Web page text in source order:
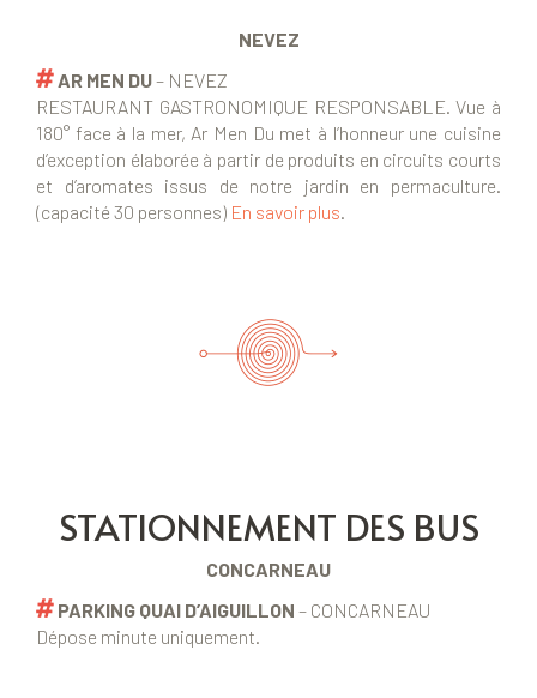
NEVEZ
AR MEN DU– NEVEZ
RESTAURANT GASTRONOMIQUE RESPONSABLE. Vue à
180° face à la mer, Ar Men Du met à l’honneur une cuisine
d’exception élaborée à partir de produits en circuits courts
et d’aromates issus de notre jardin en permaculture.
(capacité 30 personnes) En savoir plus.
STATIONNEMENT DES BUS
CONCARNEAU
PARKING QUAI D’AIGUILLON – CONCARNEAU
Dépose minute uniquement.